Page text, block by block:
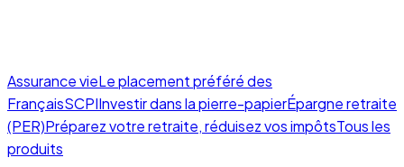
Assurance vieLe placement préféré des
FrançaisSCPIInvestir dans la pierre-papierÉpargne retraite
(PER)Préparez votre retraite, réduisez vos impôtsTous les
produits